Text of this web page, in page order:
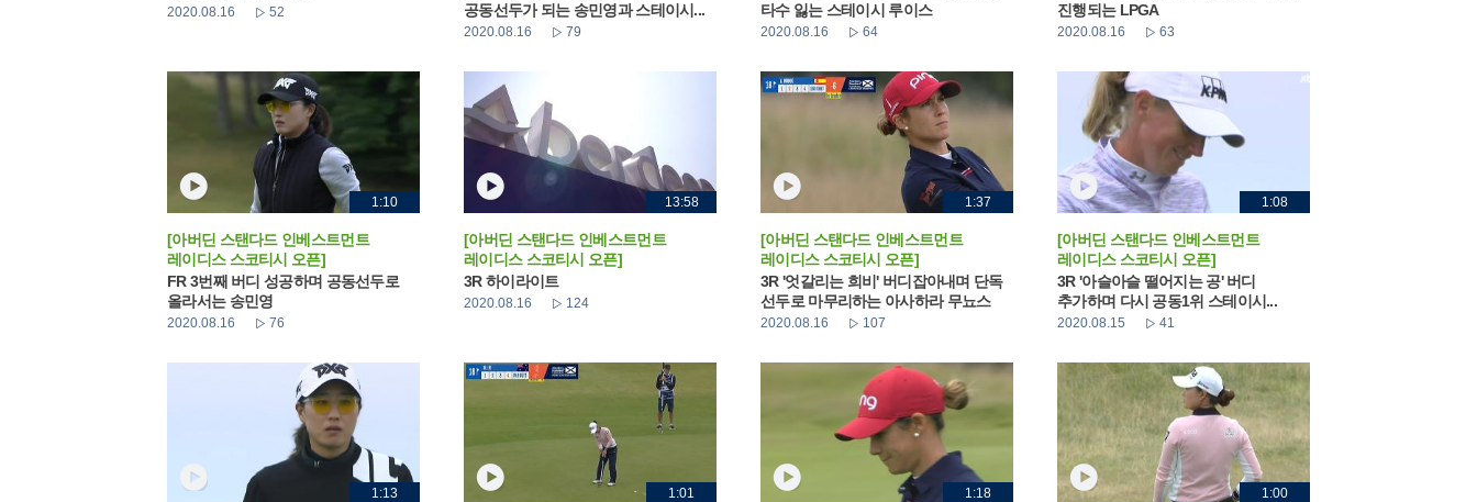
2020.08.16 52
공동선두가 되는 송민영과 스테이시...
2020.08.16 79
타수 잃는 스테이시 루이스
2020.08.16 64
진행되는 LPGA
2020.08.16 63
1:10
[아버딘 스탠다드 인베스트먼트
레이디스 스코티시 오픈]
FR 3번째 버디 성공하며 공동선두로
올라서는 송민영
2020.08.16 76
13:58
[아버딘 스탠다드 인베스트먼트
레이디스 스코티시 오픈]
3R 하이라이트
2020.08.16 124
1:37
[아버딘 스탠다드 인베스트먼트
레이디스 스코티시 오픈]
3R '엇갈리는 희비' 버디잡아내며 단독
선두로 마무리하는 아사하라 무뇨스
2020.08.16 107
1:08
[아버딘 스탠다드 인베스트먼트
레이디스 스코티시 오픈]
3R '아슬아슬 떨어지는 공' 버디
추가하며 다시 공동1위 스테이시...
2020.08.15 41
1:13 1:01 1:18 1:00